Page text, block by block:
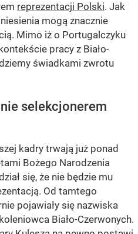
reprezentacji Polski. Jak
mogą znacznie
Mimo iż o Portugalczyku
pracy z Biało-
świadkami zwrotu
selekcjonerem
kadry trwają już ponad
Bożego Narodzenia
się, że nie będzie mu
Od tamtego
pojawiały się nazwiska
Biało-Czerwonych.